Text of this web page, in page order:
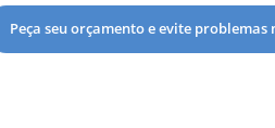
Peça seu orçamento e evite